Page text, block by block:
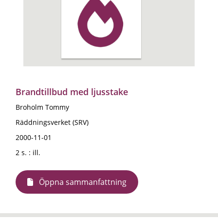
Brandtillbud med ljusstake
Broholm Tommy
Räddningsverket (SRV)
2000-11-01
2 s. : ill.
Öppna sammanfattning